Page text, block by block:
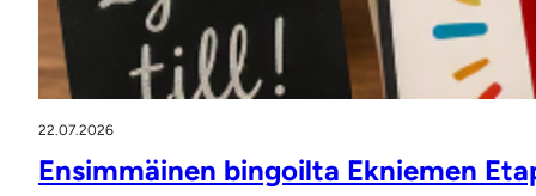
22.07.2026
Ensimmäinen bingoilta Ekniemen